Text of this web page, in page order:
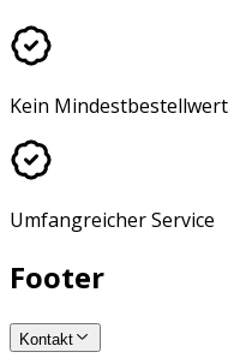
Kein Mindestbestellwert
Umfangreicher Service
Footer
Kontakt